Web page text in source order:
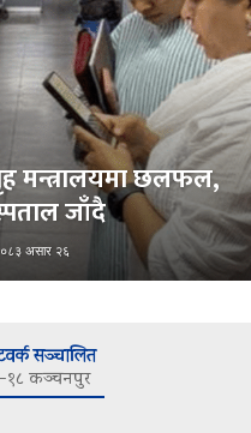
मन्त्रालयमा छलफल,
जाँदै
असार २६
सञ्चालित
कञ्चनपुर